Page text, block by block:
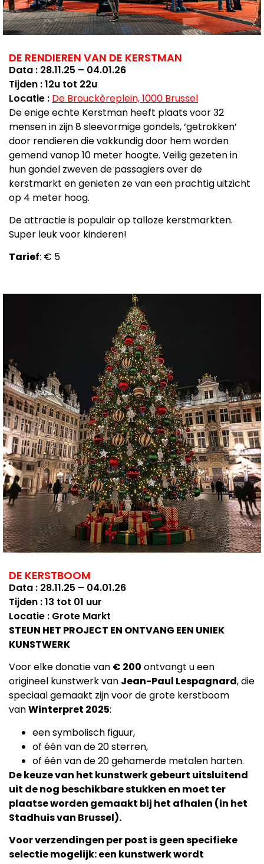
DE RENDIEREN VAN DE KERSTMAN
Data : 28.11.25 – 04.01.26
Tijden : 12u tot 22u
Locatie : De Brouckèreplein, 1000 Brussel
De enige echte Kerstman heeft plaats voor 32
mensen in zijn 8 sleevormige gondels, ‘getrokken’
door rendieren die vakkundig door hem worden
gemend vanop 10 meter hoogte. Veilig gezeten in
hun gondel zweven de passagiers over de
kerstmarkt en genieten ze van een prachtig uitzicht
op 4 meter hoog.
De attractie is populair op talloze kerstmarkten.
Super leuk voor kinderen!
Tarief: € 5
DE KERSTBOOM
Data : 28.11.25 – 04.01.26
Tijden : 13 tot 01 uur
Locatie : Grote Markt
STEUN HET PROJECT EN ONTVANG EEN UNIEK
KUNSTWERK
Voor elke donatie van € 200 ontvangt u een
origineel kunstwerk van Jean-Paul Lespagnard, die
speciaal gemaakt zijn voor de grote kerstboom
vanWinterpret 2025:
een symbolisch figuur,
of één van de 20 sterren,
of één van de 20 gehamerde metalen harten.
De keuze van het kunstwerk gebeurt uitsluitend
uit de nog beschikbare stukken en moet ter
plaatse worden gemaakt bij het afhalen (in het
Stadhuis van Brussel).
Voor verzendingen per post is geen specifieke
selectie mogelijk: een kunstwerk wordt